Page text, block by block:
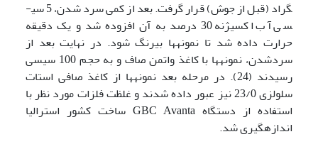
گراد (قبل از جوش) قرار گرفت. بعد از کمی سرد شدن، 5 سی­
سی آب اکسیژنه 30 درصد به آن افزوده شد و یک دقیقه
حرارت داده شد تا نمونه­ها بی­رنگ شود. در نهایت بعد از
سردشدن، نمونه­ها با کاغذ واتمن صاف و به حجم 100 سی­سی
رسیدند (24). در مرحله بعد نمونه­ها از کاغذ صافی استات
سلولزی 23/0 نیز عبور داده شدند و غلظت فلزات مورد نظر با
استفاده از دستگاه GBC Avanta ساخت کشور استرالیا
اندازه­گیری شد.